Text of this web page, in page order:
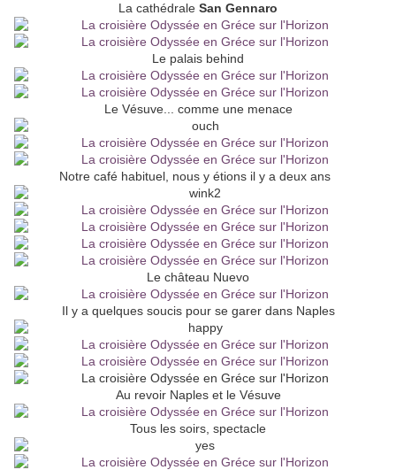
La cathédrale San Gennaro
Le palais behind
Le Vésuve... comme une menace
Notre café habituel, nous y étions il y a deux ans
Le château Nuevo
Il y a quelques soucis pour se garer dans Naples
Au revoir Naples et le Vésuve
Tous les soirs, spectacle